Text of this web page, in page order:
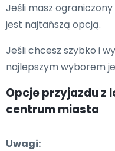
Jeśli masz
jest najtańszą opcją.
Jeśli chcesz szybko i
najlepszym wyborem
Opcje przyjazdu z
centrum miasta
Uwagi: